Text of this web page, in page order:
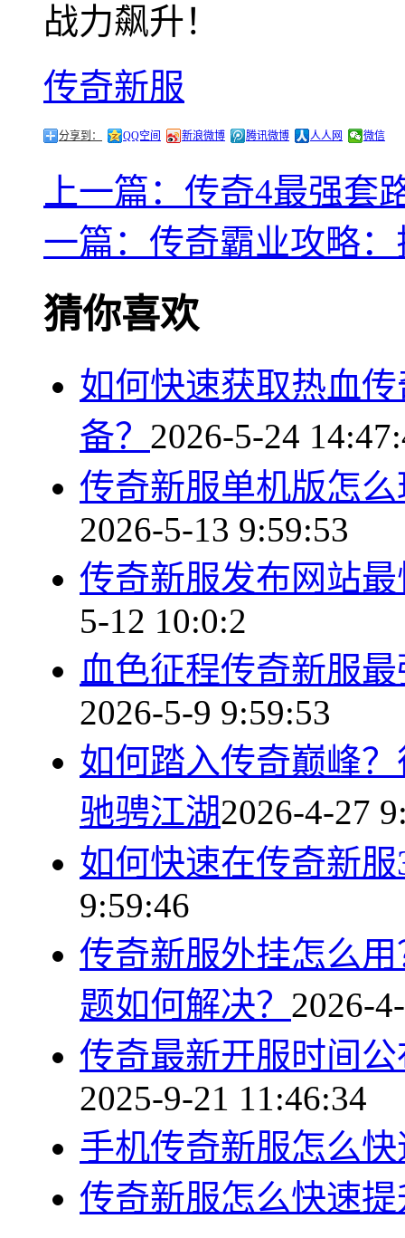
战力飙升！
传奇新服
分享到： QQ空间 新浪微博 腾讯微博 人人网 微信
上一篇：传奇4最强套
一篇：传奇霸业攻略
猜你喜欢
如何快速获取热血
备？ 2026-5-24
传奇新服单机版怎
2026-5-13 9:59:53
传奇新服发布网站
5-12 10:0:2
血色征程传奇新服
2026-5-9 9:59:53
如何踏入传奇巅峰
驰骋江湖2026-4-27
如何快速在传奇新
9:59:46
传奇新服外挂怎么
题如何解决？ 2026-
传奇最新开服时间
2025-9-21 11:46:34
手机传奇新服怎么
传奇新服怎么快速